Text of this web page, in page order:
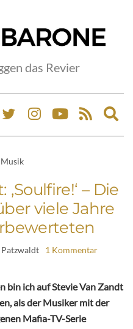
das Revier
Musik
– Die
viele Jahre
1 Kommentar
bin ich auf Stevie Van Zandt
als der Musiker mit der
Mafia-TV-Serie